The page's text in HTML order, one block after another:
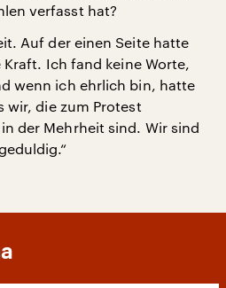
verfasst hat?
Auf der einen Seite hatte
Ich fand keine Worte,
wenn ich ehrlich bin, hatte
wir, die zum Protest
der Mehrheit sind. Wir sind